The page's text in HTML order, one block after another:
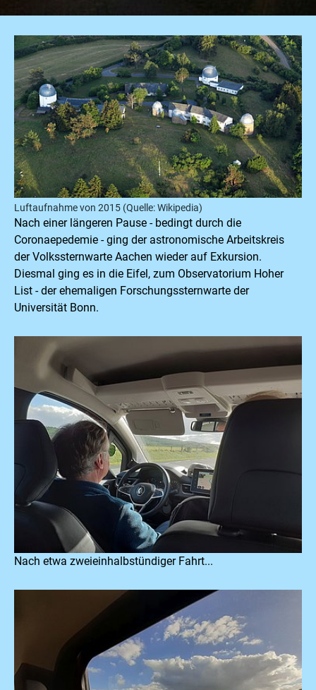
Luftaufnahme von 2015 (Quelle: Wikipedia)
Nach einer längeren Pause - bedingt durch die
Coronaepedemie - ging der astronomische Arbeitskreis
der Volkssternwarte Aachen wieder auf Exkursion.
Diesmal ging es in die Eifel, zum Observatorium Hoher
List - der ehemaligen Forschungssternwarte der
Universität Bonn.
Nach etwa zweieinhalbstündiger Fahrt...